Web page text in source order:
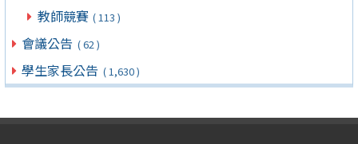
教師競賽 ( 113 )
會議公告 ( 62 )
學生家長公告 ( 1,630 )